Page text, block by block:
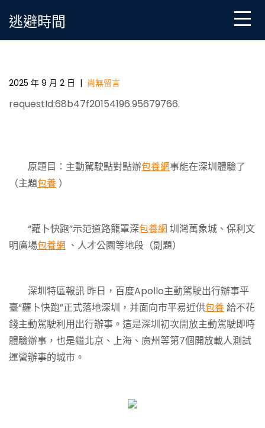
逃避時間
主動駕駛點對點辦事能在深圳體甜心寶貝台包養網驗
2025 年 9 月 2 日 | 尚無留言
requestId:68b47f20154196.95679766.
原題目：主動駕駛點對點辦包養網事能在深圳體驗了
（主題包養 ）
“蘿卜快跑”示范道路籠罩深包養網 圳灣萬象城、保利文
明廣場包養網 、人才公園等地段（副題）
深圳特區報訊 昨日，百度Apollo主動駕駛出行辦事平
臺“蘿卜快跑”正式落地深圳，并面向市平易近供包養給不花
錢主動駕駛利用出行辦事。這是深圳初次開放主動駕駛即時
體驗辦事，也是繼北京、上海、廣州等第7個開放載人測試
運營辦事的城市。